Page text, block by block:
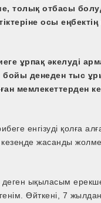
толық отбасы
осы
ұрпақ әкелуді
денеден тыс
мемлекеттерден
енгізуді қолға
кезеңде жасанды
ықыласым
Өйткені, 7